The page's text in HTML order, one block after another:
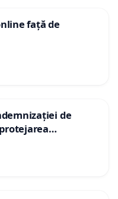
față de
de
asistenții